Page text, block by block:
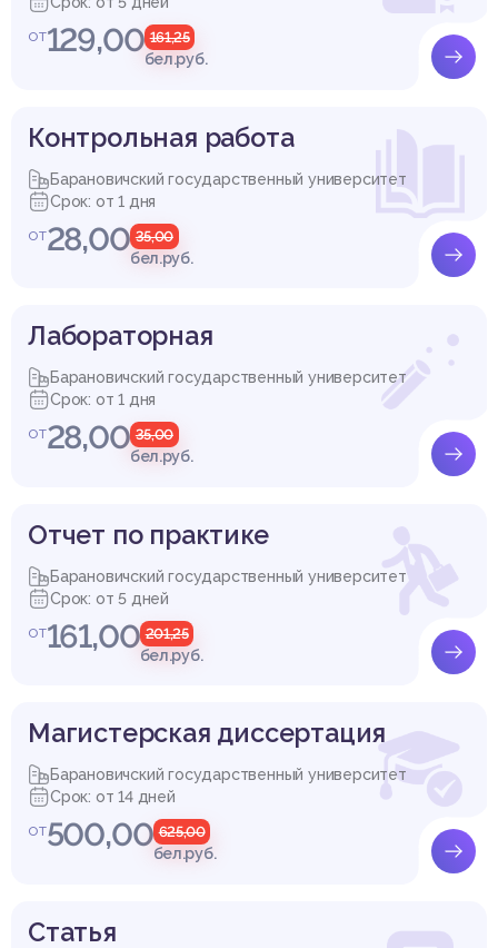
от129,00 161,25
бел.руб.
Контрольная работа
Барановичский государственный университет
Срок: от 1 дня
от28,00 35,00
бел.руб.
Лабораторная
Барановичский государственный университет
Срок: от 1 дня
от28,00 35,00
бел.руб.
Отчет по практике
Барановичский государственный университет
Срок: от 5 дней
от161,00 201,25
бел.руб.
Магистерская диссертация
Барановичский государственный университет
Срок: от 14 дней
от500,00 625,00
бел.руб.
Cтатья